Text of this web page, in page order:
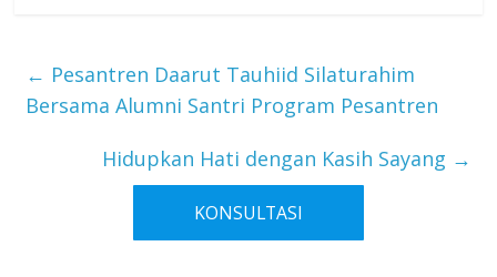
← Pesantren Daarut Tauhiid Silaturahim
Bersama Alumni Santri Program Pesantren
Hidupkan Hati dengan Kasih Sayang →
KONSULTASI